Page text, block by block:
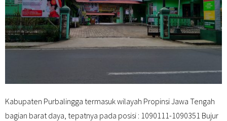
Kabupaten Purbalingga termasuk wilayah Propinsi Jawa Tengah
bagian barat daya, tepatnya pada posisi : 1090111-1090351 Bujur